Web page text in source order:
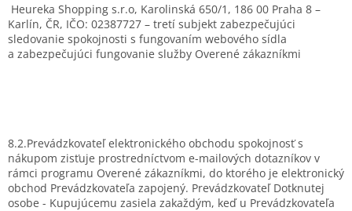
Heureka Shopping s.r.o, Karolinská 650/1, 186 00 Praha 8 –
Karlín, ČR, IČO: 02387727 – tretí subjekt zabezpečujúci
sledovanie spokojnosti s fungovaním webového sídla
a zabezpečujúci fungovanie služby Overené zákazníkmi
8.2.Prevádzkovateľ elektronického obchodu spokojnosť s
nákupom zisťuje prostredníctvom e-mailových dotazníkov v
rámci programu Overené zákazníkmi, do ktorého je elektronický
obchod Prevádzkovateľa zapojený. Prevádzkovateľ Dotknutej
osobe - Kupujúcemu zasiela zakaždým, keď u Prevádzkovateľa